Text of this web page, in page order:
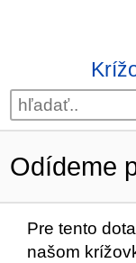
Odídeme
Pre tento
našom